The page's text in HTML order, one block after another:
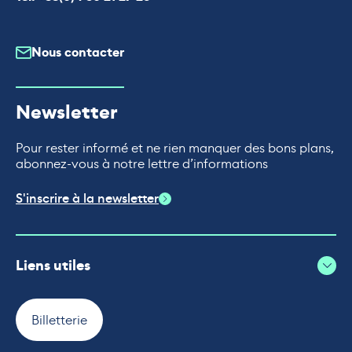
Nous contacter
Newsletter
Pour rester informé et ne rien manquer des bons plans,
abonnez-vous à notre lettre d’informations
S'inscrire à la newsletter
Liens utiles
Billetterie